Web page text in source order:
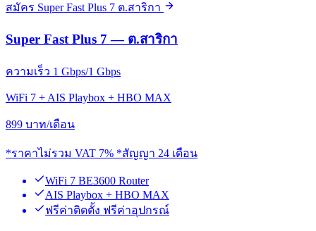
สมัคร Super Fast Plus 7 ต.สาริกา
Super Fast Plus 7 — ต.สาริกา
ความเร็ว 1 Gbps/1 Gbps
WiFi 7 + AIS Playbox + HBO MAX
899 บาท/เดือน
*ราคาไม่รวม VAT 7% *สัญญา 24 เดือน
WiFi 7 BE3600 Router
AIS Playbox + HBO MAX
ฟรีค่าติดตั้ง ฟรีค่าอุปกรณ์